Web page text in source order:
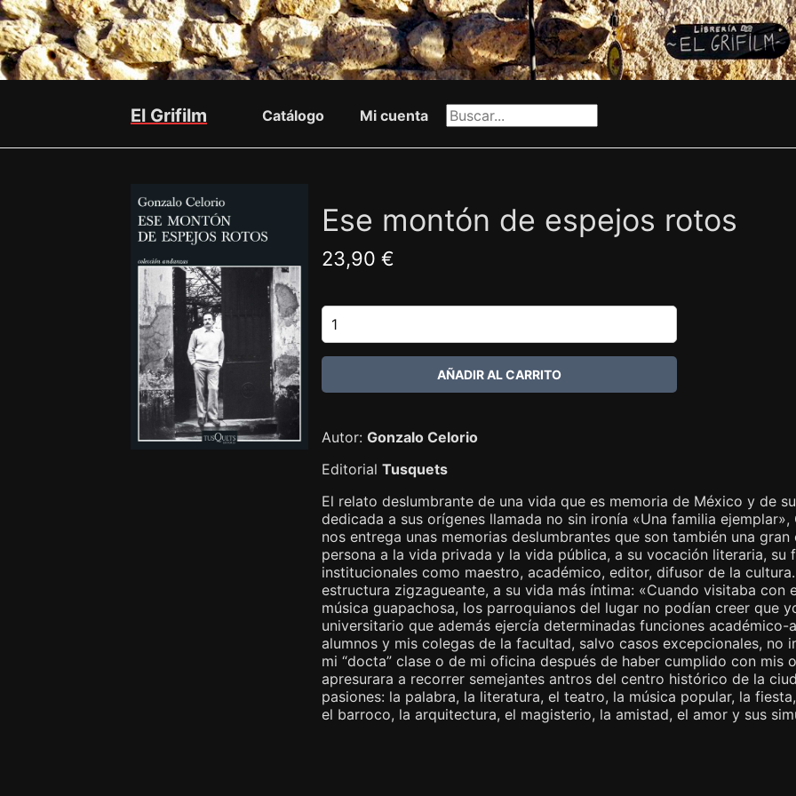
El Grifilm Catálogo Mi cuenta
Ese montón de espejos rotos
23,90 €
Autor: Gonzalo Celorio
Editorial Tusquets
El relato deslumbrante de una vida que es memoria de México y de
dedicada a sus orígenes llamada no sin ironía «Una familia
nos entrega unas memorias deslumbrantes que son también una
persona a la vida privada y la vida pública, a su vocación literaria, su
institucionales como maestro, académico, editor, difusor de la
estructura zigzagueante, a su vida más íntima: «Cuando visitaba con
música guapachosa, los parroquianos del lugar no podían creer que
universitario que además ejercía determinadas funciones
alumnos y mis colegas de la facultad, salvo casos excepcionales, no
mi “docta” clase o de mi oficina después de haber cumplido con mis
apresurara a recorrer semejantes antros del centro histórico de la
pasiones: la palabra, la literatura, el teatro, la música popular, la
el barroco, la arquitectura, el magisterio, la amistad, el amor y sus